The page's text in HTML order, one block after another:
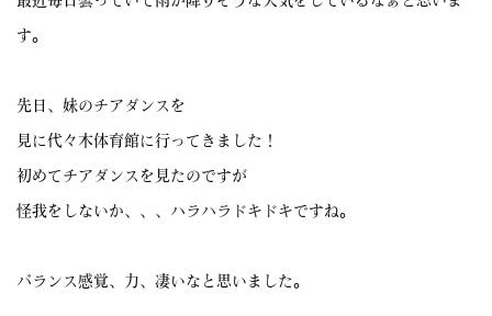
す。
先日、妹のチアダンスを
見に代々木体育館に行ってきました！
初めてチアダンスを見たのですが
怪我をしないか、、、ハラハラドキドキですね。
バランス感覚、力、凄いなと思いました。